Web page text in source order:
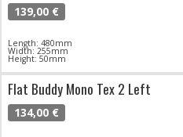
139,00 €
Length: 480mm
Width: 255mm
Height: 50mm
Flat Buddy Mono Tex 2 Left
134,00 €